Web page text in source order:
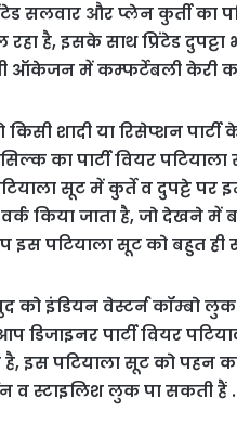
सलवार और प्लेन कुर्ती का
है, इसके साथ प्रिंटेड दुपट्टा
ऑकेजन में कम्फर्टेबली केरी
शादी या रिसेप्शन पार्टी
का पार्टी वियर
सूट में कुर्ते व दुपट्टे पर
किया जाता है, जो देखने में
इस पटियाला सूट को बहुत ही
इंडियन वेस्टर्न कॉम्बो लुक
डिजाइनर पार्टी वियर
इस पटियाला सूट को पहन
व स्टाइलिश लुक पा सकती हैं .